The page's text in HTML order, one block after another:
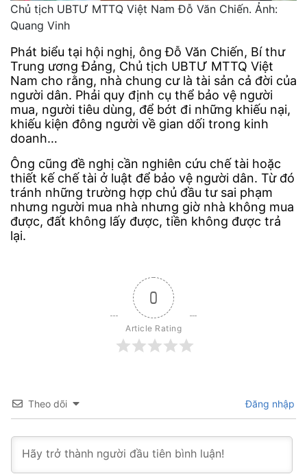
Chủ tịch UBTƯ MTTQ Việt Nam Đỗ Văn Chiến. Ảnh:
Quang Vinh
Phát biểu tại hội nghị, ông Đỗ Văn Chiến, Bí thư
Trung ương Đảng, Chủ tịch UBTƯ MTTQ Việt
Nam cho rằng, nhà chung cư là tài sản cả đời của
người dân. Phải quy định cụ thể bảo vệ người
mua, người tiêu dùng, để bớt đi những khiếu nại,
khiếu kiện đông người về gian dối trong kinh
doanh…
Ông cũng đề nghị cần nghiên cứu chế tài hoặc
thiết kế chế tài ở luật để bảo vệ người dân. Từ đó
tránh những trường hợp chủ đầu tư sai phạm
nhưng người mua nhà nhưng giờ nhà không mua
được, đất không lấy được, tiền không được trả
lại.
0
Article Rating
Theo dõi Đăng nhập